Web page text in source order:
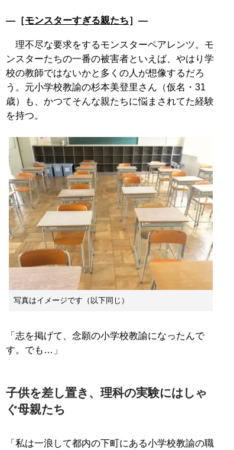
―［モンスターすぎる親たち］―
理不尽な要求をするモンスターペアレンツ。モ
ンスターたちの一番の被害者といえば、やはり学
校の教師ではないかと多くの人が想像するだろ
う。元小学校教諭の杉本美登里さん（仮名・31
歳）も、かつてそんな親たちに悩まされてた経験
を持つ。
写真はイメージです（以下同じ）
「志を掲げて、念願の小学校教諭になったんで
す。でも…」
子供を差し置き、理科の実験にはしゃ
ぐ母親たち
「私は一浪して都内の下町にある小学校教諭の職